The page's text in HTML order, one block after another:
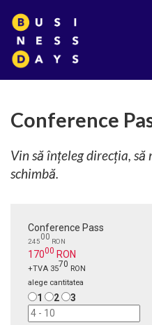
Conference
Vin să înțeleg direcția, să
schimbă.
Conference Pass
24500 RON
17000 RON
+TVA 3570 RON
alege cantitatea
1 2 3